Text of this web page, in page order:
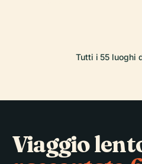
Tutti i 55 luoghi
Viaggio